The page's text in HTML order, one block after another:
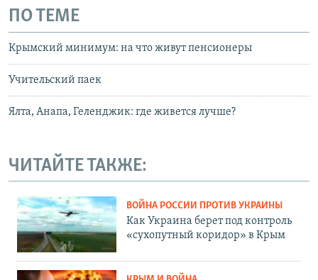
ПО ТЕМЕ
Крымский минимум: на что живут пенсионеры
Учительский паек
Ялта, Анапа, Геленджик: где живется лучше?
ЧИТАЙТЕ ТАКЖЕ:
ВОЙНА РОССИИ ПРОТИВ УКРАИНЫ
Как Украина берет под контроль
«сухопутный коридор» в Крым